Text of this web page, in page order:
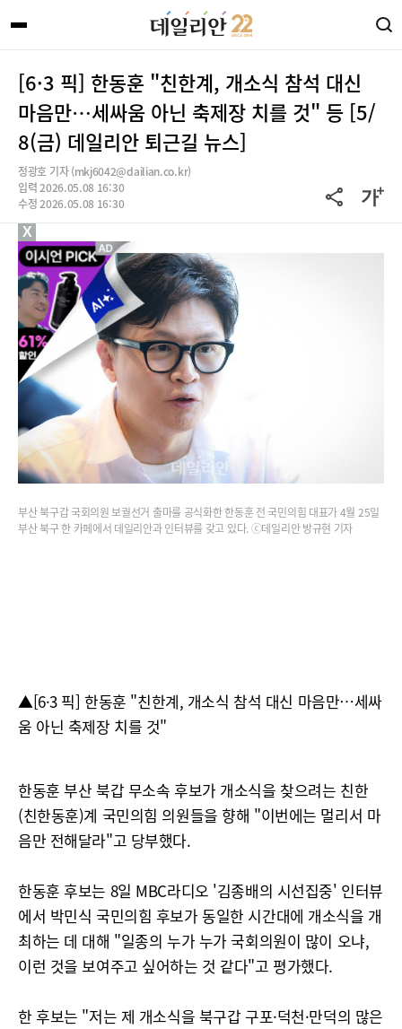
[6·3 픽] 한동훈 "친한계, 개소식 참석 대신
마음만…세싸움 아닌 축제장 치를 것" 등 [5/
8(금) 데일리안 퇴근길 뉴스]
정광호 기자 (mkj6042@dailian.co.kr)
입력 2026.05.08 16:30
수정 2026.05.08 16:30
부산 북구갑 국회의원 보궐선거 출마를 공식화한 한동훈 전 국민의힘 대표가 4월 25일
부산 북구 한 카페에서 데일리안과 인터뷰를 갖고 있다. ⓒ데일리안 방규현 기자
▲[6·3 픽] 한동훈 "친한계, 개소식 참석 대신 마음만…세싸
움 아닌 축제장 치를 것"
한동훈 부산 북갑 무소속 후보가 개소식을 찾으려는 친한
(친한동훈)계 국민의힘 의원들을 향해 "이번에는 멀리서 마
음만 전해달라"고 당부했다.
한동훈 후보는 8일 MBC라디오 '김종배의 시선집중' 인터뷰
에서 박민식 국민의힘 후보가 동일한 시간대에 개소식을 개
최하는 데 대해 "일종의 누가 누가 국회의원이 많이 오냐,
이런 것을 보여주고 싶어하는 것 같다"고 평가했다.
한 후보는 "저는 제 개소식을 북구갑 구포·덕천·만덕의 많은
X